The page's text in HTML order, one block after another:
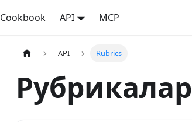
Cookbook API MCP
API Rubrics
Рубрикалар